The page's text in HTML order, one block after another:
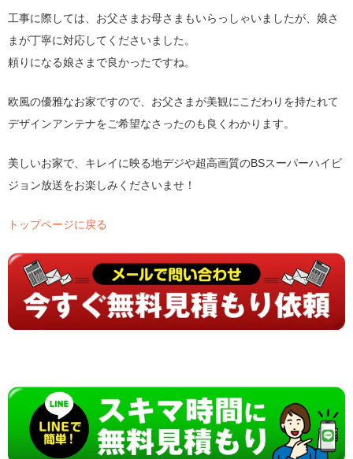
工事に際しては、お父さまお母さまもいらっしゃいましたが、娘さ
まが丁寧に対応してくださいました。
頼りになる娘さまで良かったですね。
欧風の優雅なお家ですので、お父さまが美観にこだわりを持たれて
デザインアンテナをご希望なさったのも良くわかります。
美しいお家で、キレイに映る地デジや超高画質のBSスーパーハイビ
ジョン放送をお楽しみくださいませ！
トップページに戻る